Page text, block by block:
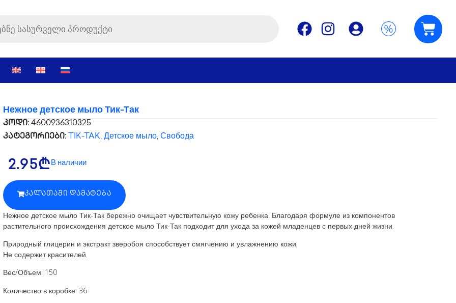
Нежное детское мыло Тик-Так
კოდი: 4600936310325
კატეგორიები: TIK-TAK, Детское мыло, Свобода
2.95₾В наличии
ᲙᲐᲚᲐᲗᲐᲨᲘ ᲓᲐᲛᲐᲢᲔᲑᲐ
Нежное детское мыло Тик-Так бережно очищает чувствительную кожу ребенка. Благодаря формуле из компонентов
растительного происхождения детское мыло Тик-Так подходит для ухода за кожей младенцев с первых дней жизни.
Природный глицерин и экстракт зверобоя способствует смягчению и увлажнению кожи;
Не содержит красителей.
Вес/Объем: 150
Количество в коробке: 36